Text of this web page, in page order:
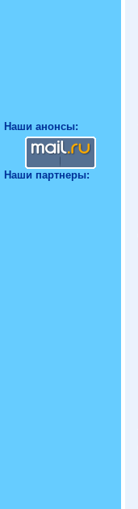
Наши анонсы:
Наши партнеры: